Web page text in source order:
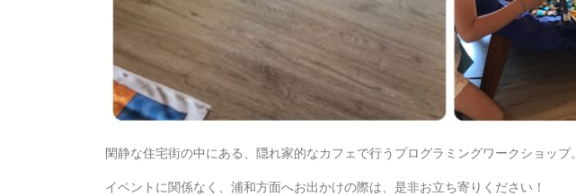
閑静な住宅街の中にある、隠れ家的なカフェで行うプログラミングワークショップ。
イベントに関係なく、浦和方面へお出かけの際は、是非お立ち寄りください！